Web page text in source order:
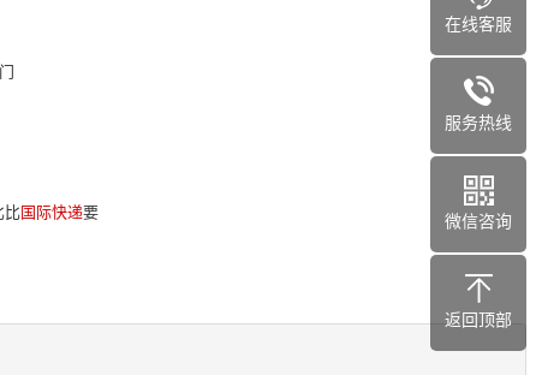
比国际快递要
在线客服
服务热线
微信咨询
返回顶部